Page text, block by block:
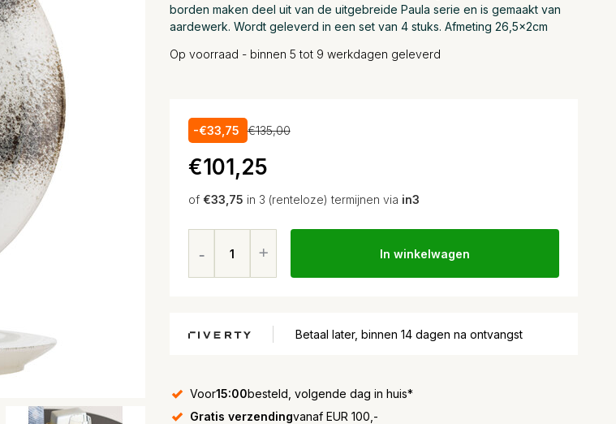
borden maken deel uit van de uitgebreide Paula serie en is gemaakt van
aardewerk. Wordt geleverd in een set van 4 stuks. Afmeting 26,5x2cm
Op voorraad - binnen 5 tot 9 werkdagen geleverd
-€33,75 €135,00
€101,25
of €33,75 in 3 (renteloze) termijnen via in3
In winkelwagen
Betaal later, binnen 14 dagen na ontvangst
Voor15:00besteld, volgende dag in huis*
Gratis verzendingvanaf EUR 100,-